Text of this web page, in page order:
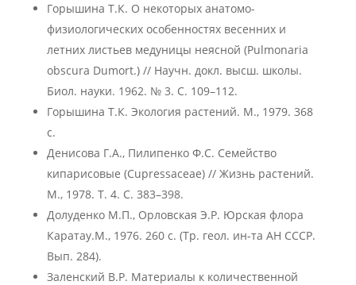
Горышина Т.К. О некоторых анатомо-
физиологических особенностях весенних и
летних листьев медуницы неясной (Pulmonaria
obscura Dumort.) // Научн. докл. высш. школы.
Биол. науки. 1962. № 3. С. 109–112.
Горышина Т.К. Экология растений. М., 1979. 368
с.
Денисова Г.А., Пилипенко Ф.С. Семейство
кипарисовые (Cupressaceae) // Жизнь растений.
М., 1978. Т. 4. С. 383–398.
Долуденко М.П., Орловская Э.Р. Юрская флора
Каратау.М., 1976. 260 с. (Тр. геол. ин-та АН СССР.
Вып. 284).
Заленский В.Р. Материалы к количественной